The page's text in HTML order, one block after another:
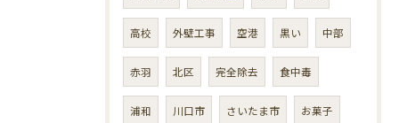
高校 外壁工事 空港 黒い 中部
赤羽 北区 完全除去 食中毒
浦和 川口市 さいたま市 お菓子